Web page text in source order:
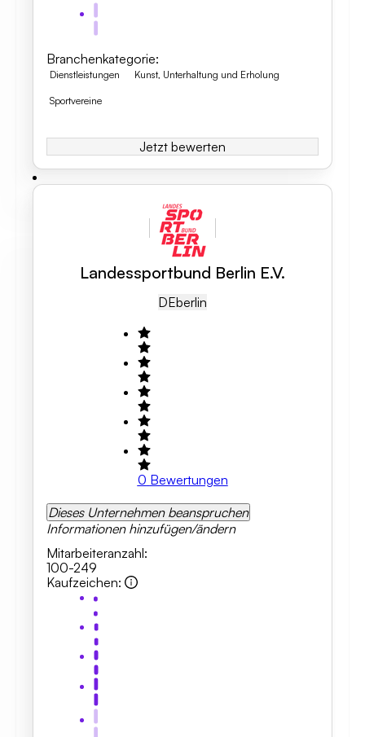
Branchenkategorie:
Dienstleistungen Kunst, Unterhaltung und Erholung
Sportvereine
Jetzt bewerten
Landessportbund Berlin E.V.
DEBerlin
0 Bewertungen
Dieses Unternehmen beanspruchen
Informationen hinzufügen/ändern
Mitarbeiteranzahl:
100-249
Kaufzeichen: